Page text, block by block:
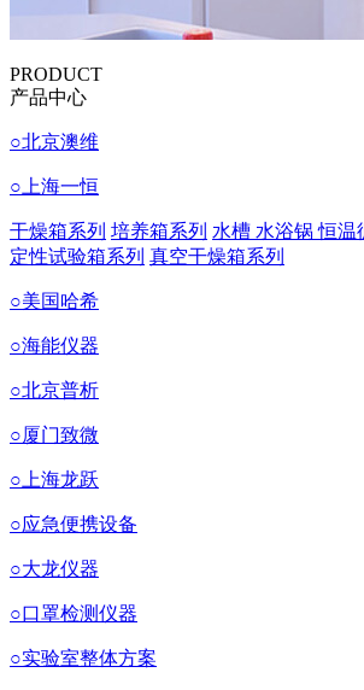
PRODUCT
产品中心
○北京澳维
○上海一恒
干燥箱系列 培养箱系列 水槽 水浴锅 恒温
定性试验箱系列 真空干燥箱系列
○美国哈希
○海能仪器
○北京普析
○厦门致微
○上海龙跃
○应急便携设备
○大龙仪器
○ 口罩检测仪器
○实验室整体方案